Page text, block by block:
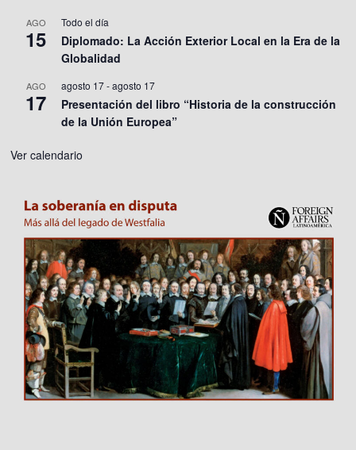
AGO
15
Todo el día
Diplomado: La Acción Exterior Local en la Era de la
Globalidad
AGO
17
agosto 17-agosto 17
Presentación del libro “Historia de la construcción
de la Unión Europea”
Ver calendario